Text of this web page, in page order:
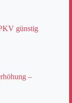
günstig
–